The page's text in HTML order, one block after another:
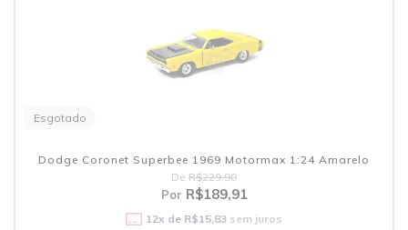
Esgotado
Dodge Coronet Superbee 1969 Motormax 1:24 Amarelo
De R$229,90
Por R$189,91
12x de R$15,83 sem juros